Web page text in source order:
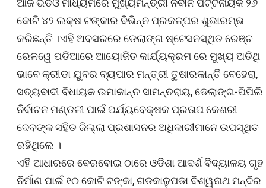
କୋଟି ୪୨ ଲକ୍ଷ ଟଙ୍କାର ବିଭିନ୍ନ ପ୍ରକଳ୍ପର ଶୁଭାରମ୍ଭ
କରିଛନ୍ତି ।ଏହି ଅବସରରେ ଡେଲାଙ୍ଗ ଷ୍ଟେସନସ୍ଥିତ ରେଞ୍ଚ
ରେଳୱେ ପଡିଆରେ ଆୟୋଜିତ କାର୍ଯ୍ୟକ୍ରମ ରେ ମୁଖ୍ୟ ଅତିଥି
ଭାବେ କ୍ରୀଡା ଯୁବର ବ୍ୟପାର ମନ୍ତ୍ରୀ ତୁଷାରକାନ୍ତି ବେହେରା,
ସତ୍ୟବାଦୀ ବିଧାୟକ ଉମାକାନ୍ତ ସାମନ୍ତରାୟ, ଡେଲାଙ୍ଗ-ପିପିଲି
ନିର୍ବାଚନ ମଣ୍‌ଡଳୀ ପାଇଁ ପର୍ଯ୍ୟବେକ୍ଷକ ପ୍ରତାପ କେଶରୀ
ଦେବଙ୍କ ସହିତ ଜିଲ୍ଲା ପ୍ରଶାସନର ଅଧିକାରୀମାନେ ଉପସ୍ଥିତ
ରହିଥିଲେ ।
ଏହି ଆଧାରରେ ବେରବୋଇ ଠାରେ ଓଡିଶା ଆଦର୍ଶ ବିଦ୍ୟାଳୟ ଗୃହ
ନିର୍ମାଣ ପାଇଁ ୧୦ କୋଟି ଟଙ୍କା, ଗଡକାଳୁପଡା ବିଶ୍ୱନାଥ ମନ୍ଦିର